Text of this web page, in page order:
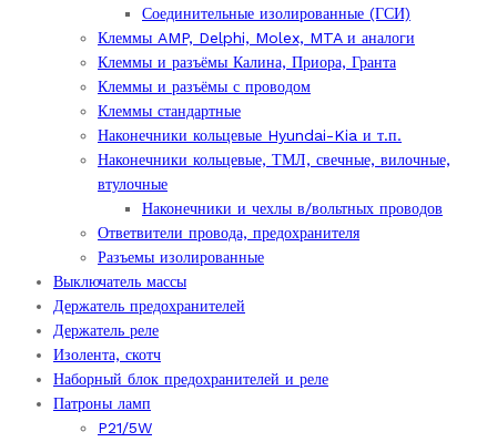
Соединительные изолированные (ГСИ)
Клеммы AMP, Delphi, Molex, MTA и аналоги
Клеммы и разъёмы Калина, Приора, Гранта
Клеммы и разъёмы с проводом
Клеммы стандартные
Наконечники кольцевые Hyundai-Kia и т.п.
Наконечники кольцевые, ТМЛ, свечные, вилочные,
втулочные
Наконечники и чехлы в/вольтных проводов
Ответвители провода, предохранителя
Разъемы изолированные
Выключатель массы
Держатель предохранителей
Держатель реле
Изолента, скотч
Наборный блок предохранителей и реле
Патроны ламп
P21/5W